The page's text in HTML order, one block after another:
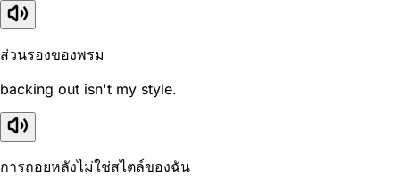
ส่วนรองของพรม
backing out isn't my style.
การถอยหลังไม่ใช่สไตล์ของฉัน